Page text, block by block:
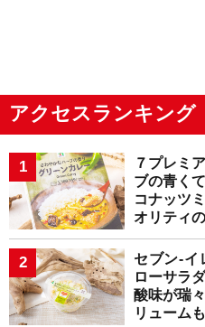
アクセスランキング
７プレミ
ブの青く
コナッツ
オリティ
セブン-イ
ローサラ
酸味が瑞
リューム